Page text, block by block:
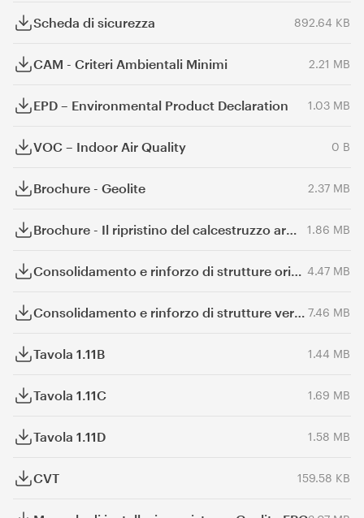
Scheda di sicurezza 892.64 KB
CAM - Criteri Ambientali Minimi 2.21 MB
EPD – Environmental Product Declaration 1.03 MB
VOC – Indoor Air Quality 0 B
Brochure - Geolite 2.37 MB
Brochure - Il ripristino del calcestruzzo armato 1.86 MB
Consolidamento e rinforzo di strutture orizzontali 4.47 MB
Consolidamento e rinforzo di strutture verticali 7.46 MB
Tavola 1.11B 1.44 MB
Tavola 1.11C 1.69 MB
Tavola 1.11D 1.58 MB
CVT 159.58 KB